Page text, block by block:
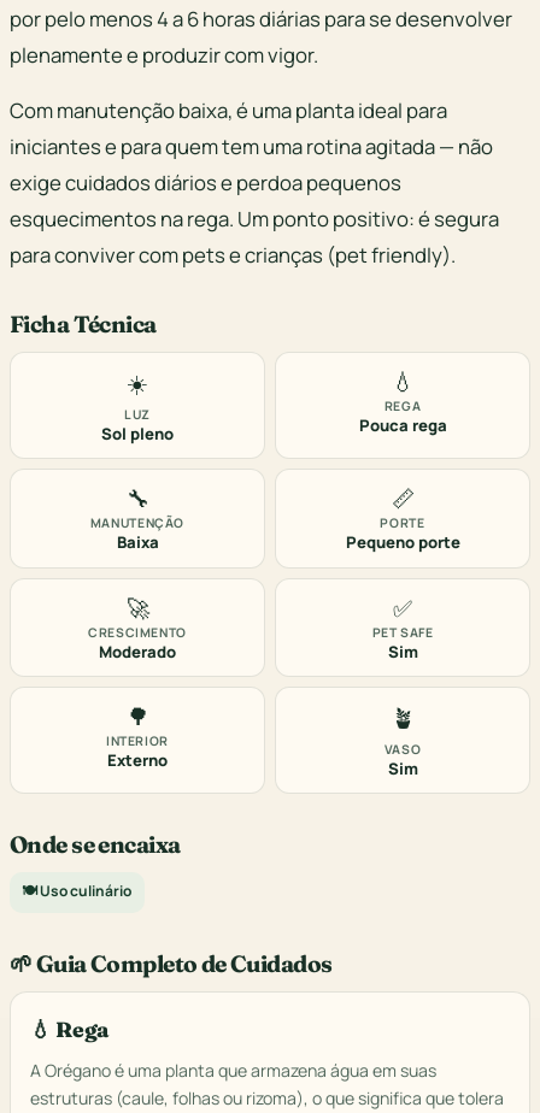
por pelo menos 4 a 6 horas diárias para se desenvolver
plenamente e produzir com vigor.
Com manutenção baixa, é uma planta ideal para
iniciantes e para quem tem uma rotina agitada — não
exige cuidados diários e perdoa pequenos
esquecimentos na rega. Um ponto positivo: é segura
para conviver com pets e crianças (pet friendly).
Ficha Técnica
☀️
LUZ
Sol pleno
💧
REGA
Pouca rega
🔧
MANUTENÇÃO
Baixa
📏
PORTE
Pequeno porte
🚀
CRESCIMENTO
Moderado
✅
PET SAFE
Sim
🌳
INTERIOR
Externo
🪴
VASO
Sim
Onde se encaixa
🍽️ Uso culinário
🌱 Guia Completo de Cuidados
💧 Rega
A Orégano é uma planta que armazena água em suas
estruturas (caule, folhas ou rizoma), o que significa que tolera